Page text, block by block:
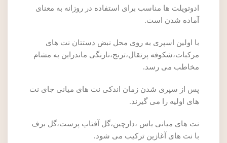
ادوتویلت ها مناسب برای استفاده در روزانه به معنای
آماده شدن است.
با اولین اسپری به روی محل نبض دستتان نت های
مرکبات،شکوفه پرتقال،ترنج،نارنگی ماندراین به مشام
مخاطب می رسد.
پس از سپری شدن زمان اندکی نت های میانی جای نت
های اولیه را می گیرند.
نت های میانی یاس ،دارچین،گل آفتاب پرست،گل برف
با نت های آغازین ترکیب می شود.